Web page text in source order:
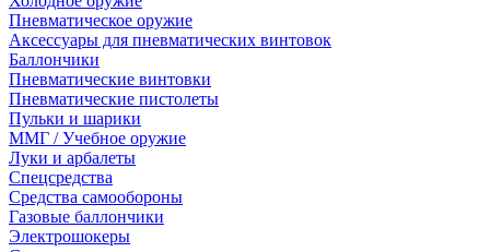
Пневматическое оружие
Аксессуары для пневматических винтовок
Баллончики
Пневматические винтовки
Пневматические пистолеты
Пульки и шарики
ММГ / Учебное оружие
Луки и арбалеты
Спецсредства
Средства самообороны
Газовые баллончики
Электрошокеры